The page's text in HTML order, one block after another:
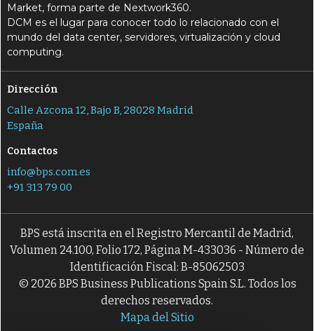
Market, forma parte de Nextwork360.
DCM es el lugar para conocer todo lo relacionado con el
mundo del data center, servidores, virtualización y cloud
computing.
Dirección
Calle Azcona 12, Bajo B, 28028 Madrid
España
Contactos
info@bps.com.es
+91 313 79 00
BPS está inscrita en el Registro Mercantil de Madrid,
Volumen 24.100, Folio 172, Página M-433036 - Número de
Identificación Fiscal: B-85062503
© 2026 BPS Business Publications Spain S.L. Todos los
derechos reservados.
Mapa del Sitio